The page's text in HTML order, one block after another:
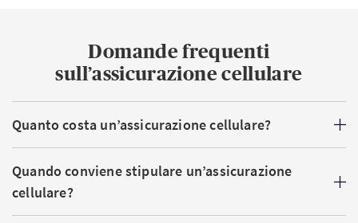
Domande frequenti
sull’assicurazione cellulare
Quanto costa un’assicurazione cellulare?
Quando conviene stipulare un’assicurazione
cellulare?